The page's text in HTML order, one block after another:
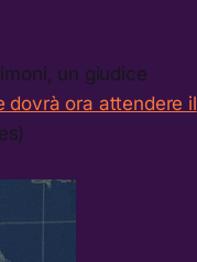
un giudice
dovrà ora attendere il